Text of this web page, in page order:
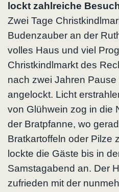
lockt zahlreiche
Zwei Tage
Budenzauber an der
volles Haus und viel
Christkindlmarkt des
nach zwei Jahren
angelockt. Licht
von Glühwein zog in die
der Bratpfanne, wo
Bratkartoffeln oder Pilze
lockte die Gäste bis in
Samstagabend an. Der
zufrieden mit der